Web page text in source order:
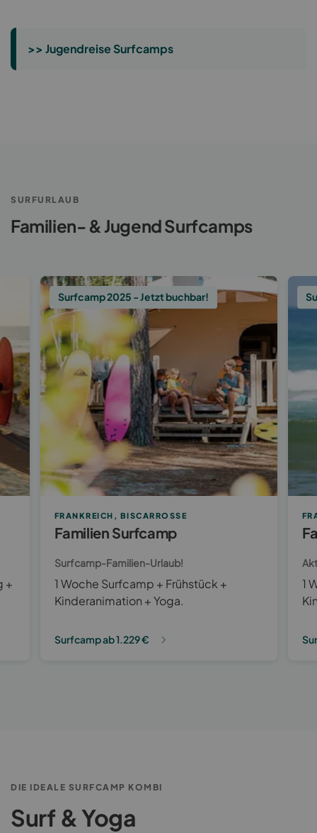
>> Jugendreise Surfcamps
SURFURLAUB
Familien- & Jugend Surfcamps
Surfcamp 2025 - Jetzt buchbar!
FRANKREICH, BISCARROSSE
Familien Surfcamp
Surfcamp-Familien-Urlaub!
1 Woche Surfcamp + Frühstück +
Kinderanimation + Yoga.
Surfcamp ab 1.229 €
1
+
DIE IDEALE SURFCAMP KOMBI
Surf & Yoga